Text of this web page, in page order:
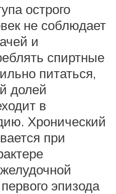
острого
не соблюдает
и
спиртные
питаться,
долей
в
Хронический
при
эпизода